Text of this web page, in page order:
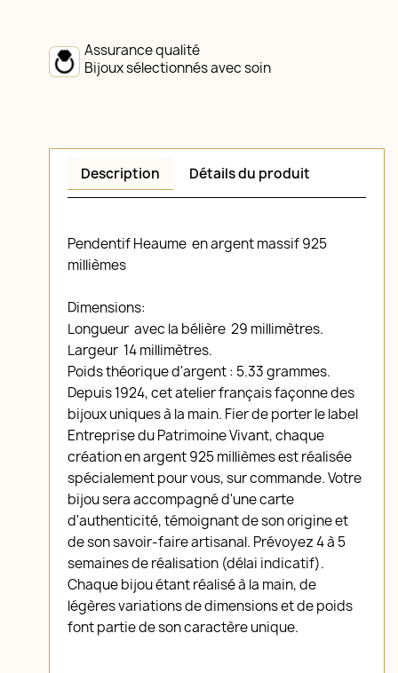
Assurance qualité
Bijoux sélectionnés avec soin
Description Détails du produit
Pendentif Heaume en argent massif 925
millièmes
Dimensions:
Longueur avec la bélière 29 millimètres.
Largeur 14 millimètres.
Poids théorique d'argent : 5.33 grammes.
Depuis 1924, cet atelier français façonne des
bijoux uniques à la main. Fier de porter le label
Entreprise du Patrimoine Vivant, chaque
création en argent 925 millièmes est réalisée
spécialement pour vous, sur commande. Votre
bijou sera accompagné d'une carte
d'authenticité, témoignant de son origine et
de son savoir-faire artisanal. Prévoyez 4 à 5
semaines de réalisation (délai indicatif).
Chaque bijou étant réalisé à la main, de
légères variations de dimensions et de poids
font partie de son caractère unique.